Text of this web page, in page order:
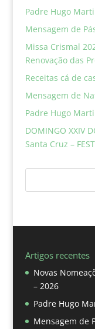
Padre Hugo
Mensagem de
Missa Crismal
Renovação das
Receitas cá de
Mensagem de
Padre Hugo
DOMINGO XXIV
Santa Cruz –
Artigos recentes
Novas
– 2026
Padre Hugo
Mensagem de